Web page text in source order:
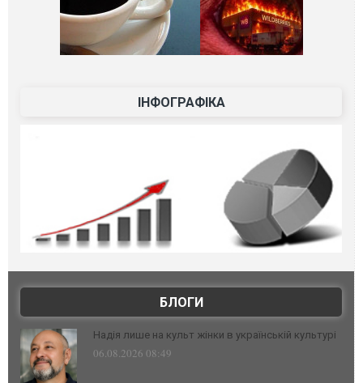
ІНФОГРАФІКА
БЛОГИ
Надія лише на культ жінки в українській культурі
06.08.2026 08:49